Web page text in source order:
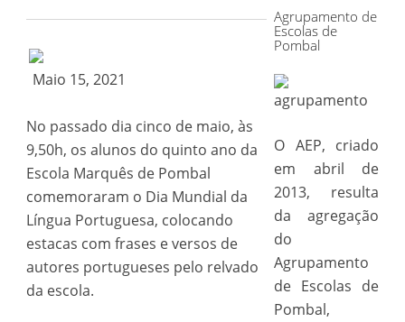
Maio 15, 2021
No passado dia cinco de maio, às
9,50h, os alunos do quinto ano da
Escola Marquês de Pombal
comemoraram o Dia Mundial da
Língua Portuguesa, colocando
estacas com frases e versos de
autores portugueses pelo relvado
da escola.
Agrupamento de
Escolas de
Pombal
O AEP, criado
em abril de
2013, resulta
da agregação
do
Agrupamento
de Escolas de
Pombal,